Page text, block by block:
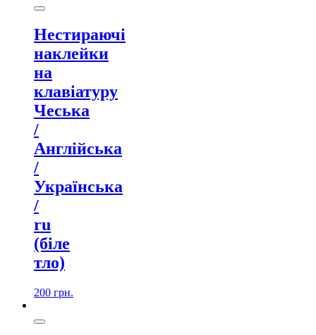
Нестираючі
наклейки
на
клавіатуру
Чеська
/
Англійська
/
Українська
/
ru
(біле
тло)
200 грн.